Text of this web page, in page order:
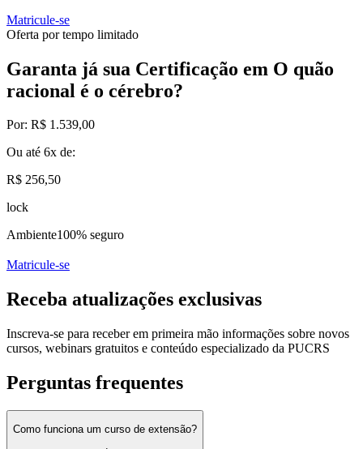
Matricule-se
Oferta por tempo limitado
Garanta já sua Certificação em O quão
racional é o cérebro?
Por: R$ 1.539,00
Ou até 6x de:
R$ 256,50
lock
Ambiente100% seguro
Matricule-se
Receba atualizações exclusivas
Inscreva-se para receber em primeira mão informações sobre novos
cursos, webinars gratuitos e conteúdo especializado da PUCRS
Perguntas frequentes
Como funciona um curso de extensão?